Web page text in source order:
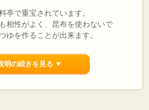
亭で重宝されています。
相性がよく、昆布を使わないで
ゆを作ることが出来ます。
まで冷凍保存ですので常温で保管され
く美味しい出汁が取れます。
明の続きを見る ▼